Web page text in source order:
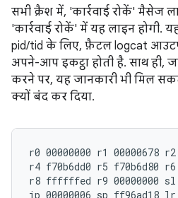
सभी क्रैश में, 'कार्रवाई रोकें' मैसेज
'कार्रवाई रोकें' में यह लाइन होगी.
pid/tid के लिए, फ़ैटल logcat
अपने-आप इकट्ठा होती है. साथ ही,
करने पर, यह जानकारी भी मिल
क्यों बंद कर दिया.
r0 00000000 r1 00000678
r4 f70b6dd0 r5 f70b6d80 r6
r8 ffffffed r9 00000000 sl